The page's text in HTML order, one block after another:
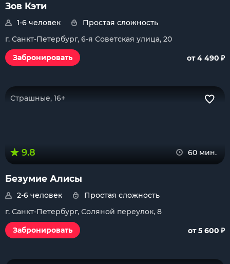
Зов Кэти
1-6 человек
Простая сложность
г. Санкт-Петербург, 6-я Советская улица, 20
Забронировать
от 4 490 ₽
Страшные, 16+
9.8 60 мин.
Безумие Алисы
2-6 человек
Простая сложность
г. Санкт-Петербург, Соляной переулок, 8
Забронировать
от 5 600 ₽